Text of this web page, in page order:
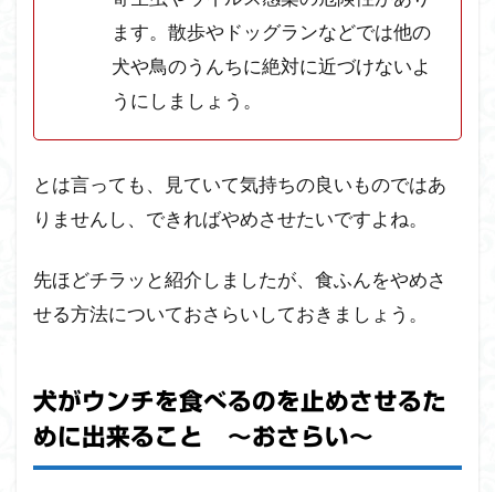
ます。散歩やドッグランなどでは他の
犬や鳥のうんちに絶対に近づけないよ
うにしましょう。
とは言っても、見ていて気持ちの良いものではあ
りませんし、できればやめさせたいですよね。
先ほどチラッと紹介しましたが、食ふんをやめさ
せる方法についておさらいしておきましょう。
犬がウンチを食べるのを止めさせるた
めに出来ること ～おさらい～